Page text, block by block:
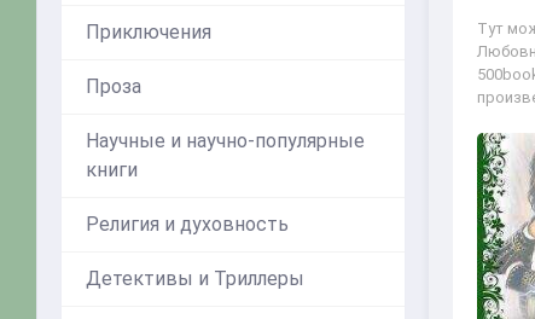
Приключения
Проза
Научные и научно-популярные
книги
Религия и духовность
Детективы и Триллеры
Тут